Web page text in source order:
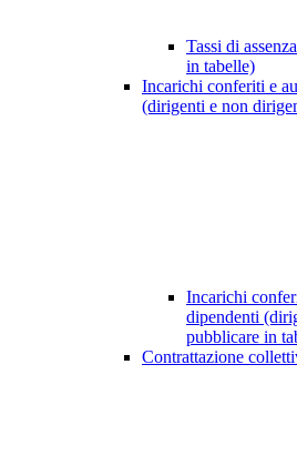
Tassi di
in tabelle)
Incarichi conferiti e
(dirigenti e non
Incarichi
dipendenti
pubblicare in
Contrattazione